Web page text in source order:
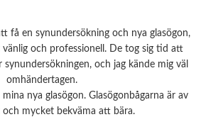
få en synundersökning och nya glasögon,
vänlig och professionell. De tog sig tid att
och jag kände mig väl
omhändertagen.
nya glasögon. Glasögonbågarna är av
och mycket bekväma att bära.